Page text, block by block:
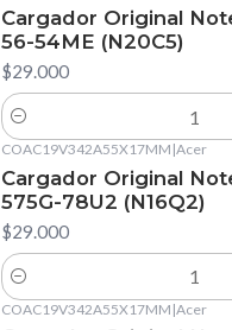
Cargador Original
56-54ME (N20C5)
$29.000
Cantidad
COAC19V342A55X17MM |Acer
Cargador Original
575G-78U2 (N16Q2)
$29.000
Cantidad
COAC19V342A55X17MM |Acer